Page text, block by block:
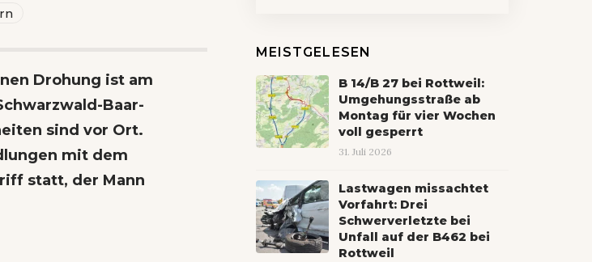
Drohung ist am
Baar-
sind vor Ort.
mit dem
statt, der Mann
MEISTGELESEN
B 14/B 27 bei Rottweil:
Umgehungsstraße ab
Montag für vier Wochen
voll gesperrt
31. Juli 2026
Lastwagen missachtet
Vorfahrt: Drei
Schwerverletzte bei
Unfall auf der B462 bei
Rottweil